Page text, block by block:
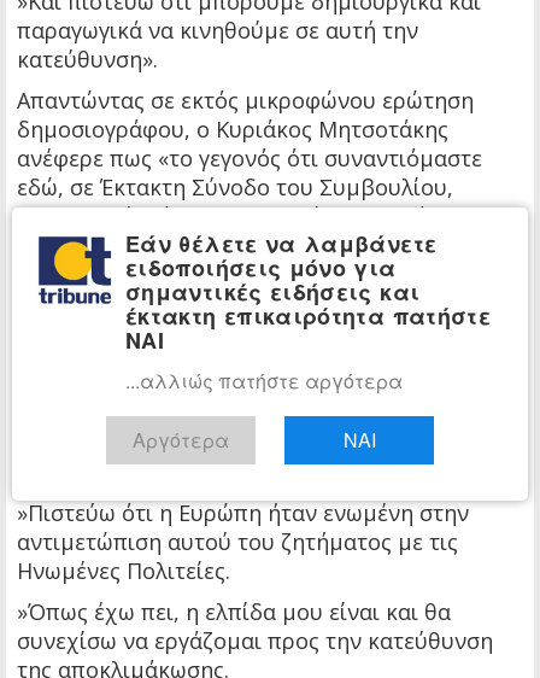
παραγωγικά να κινηθούμε σε αυτή την
κατεύθυνση».
Απαντώντας σε εκτός μικροφώνου ερώτηση
δημοσιογράφου, ο Κυριάκος Μητσοτάκης
ανέφερε πως «το γεγονός ότι συναντιόμαστε
εδώ, σε Έκτακτη Σύνοδο του Συμβουλίου,
καταδεικνύει ότι τις τελευταίες εβδομάδες
υπήρξε ξεκάθαρα ένταση μεταξύ των Ηνωμένων
Πολιτειών και της Ευρώπης.
»Πέραν αυτού, χαιρετίζω τις δηλώσεις που
έκανε χθες ο Πρόεδρος Τραμπ στο Νταβός.
»Πιστεύω ότι υπάρχει περιθώριο για την
εξεύρεση ενός λογικού συμβιβασμού που θα
σέβεται πλήρως την κυριαρχία της Δανίας και
της Γροιλανδίας.
»Πιστεύω ότι η Ευρώπη ήταν ενωμένη στην
αντιμετώπιση αυτού του ζητήματος με τις
Ηνωμένες Πολιτείες.
»Όπως έχω πει, η ελπίδα μου είναι και θα
συνεχίσω να εργάζομαι προς την κατεύθυνση
της αποκλιμάκωσης.
Εάν θέλετε να λαμβάνετε
ειδοποιήσεις μόνο για
σημαντικές ειδήσεις και
έκτακτη επικαιρότητα πατήστε
ΝΑΙ
...αλλιώς πατήστε αργότερα
Αργότερα ΝΑΙ